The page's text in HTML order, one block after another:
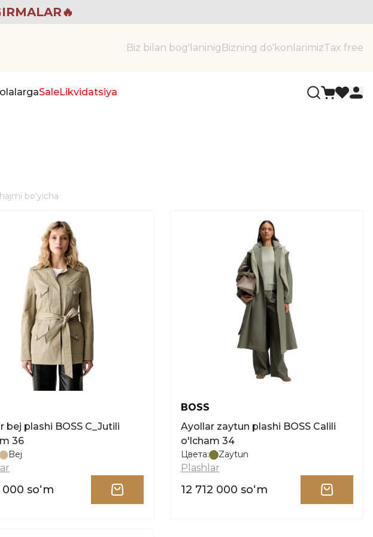
Biz bilan bog'laninig Bizning do'konlarimizTax free
SaleLikvidatsiya
boʻyicha
bej plashi BOSS C_Jutili
36
Bej
soʻm
BOSS
Ayollar zaytun plashi BOSS Calili
o'lcham 34
Цвета: Zaytun
Plashlar
12 712 000 soʻm